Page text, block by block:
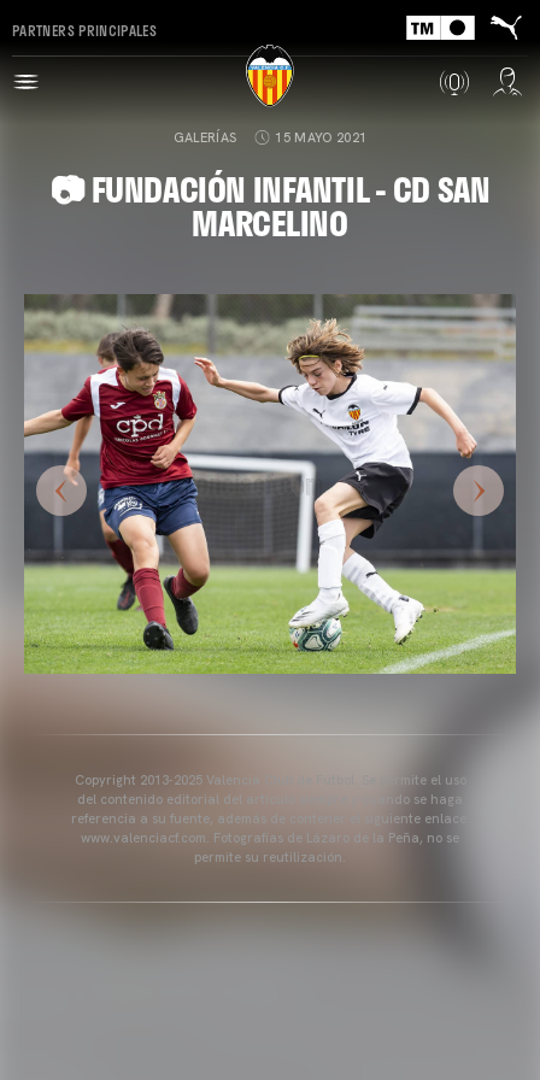
PARTNERS PRINCIPALES
GALERÍAS 15 MAYO 2021
📷 FUNDACIÓN INFANTIL - CD SAN
MARCELINO
Copyright 2013-2025 Valencia Club de Fútbol. Se permite el uso
del contenido editorial del artículo siempre y cuando se haga
referencia a su fuente, además de contener el siguiente enlace:
www.valenciacf.com. Fotografías de Lázaro de la Peña, no se
permite su reutilización.